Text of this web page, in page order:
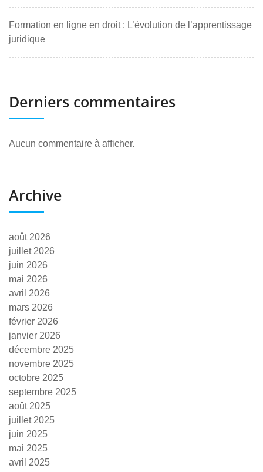
Formation en ligne en droit : L’évolution de l’apprentissage
juridique
Derniers commentaires
Aucun commentaire à afficher.
Archive
août 2026
juillet 2026
juin 2026
mai 2026
avril 2026
mars 2026
février 2026
janvier 2026
décembre 2025
novembre 2025
octobre 2025
septembre 2025
août 2025
juillet 2025
juin 2025
mai 2025
avril 2025